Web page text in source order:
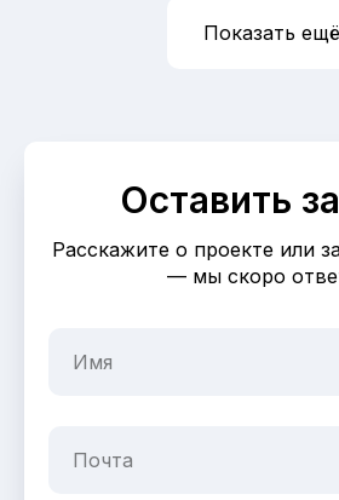
Показать ещё
Оставить
Расскажите о проекте или
— мы скоро